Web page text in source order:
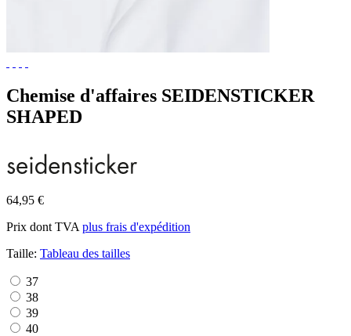
Chemise d'affaires SEIDENSTICKER
SHAPED
64,95 €
Prix dont TVA plus frais d'expédition
Taille: Tableau des tailles
37
38
39
40